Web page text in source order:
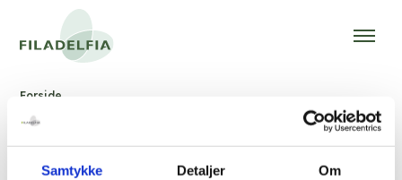
Samtykke Detaljer Om
Forside